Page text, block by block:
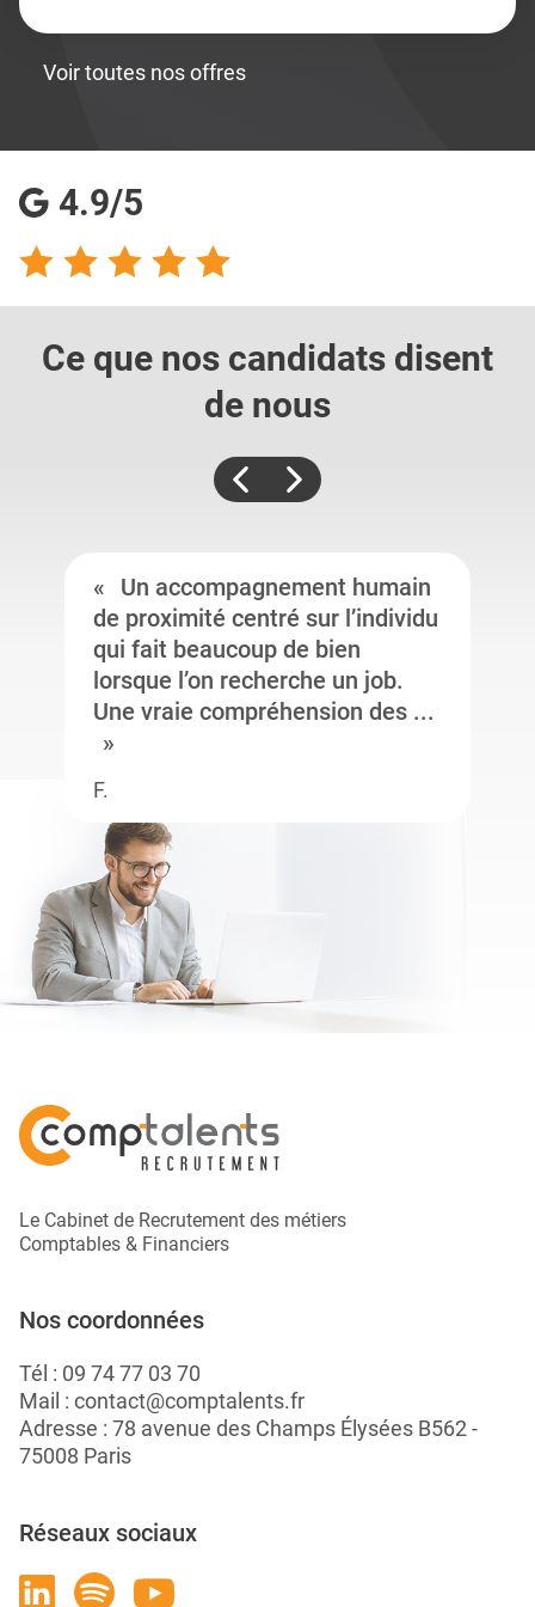
Voir toutes nos offres
4.9/5
Ce que nos candidats disent
de nous
Un accompagnement humain
de proximité centré sur l’individu
qui fait beaucoup de bien
lorsque l’on recherche un job.
Une vraie compréhension des ...
F.
Le Cabinet de Recrutement des métiers
Comptables & Financiers
Nos coordonnées
Tél : 09 74 77 03 70
Mail : contact@comptalents.fr
Adresse : 78 avenue des Champs Élysées B562 -
75008 Paris
Réseaux sociaux